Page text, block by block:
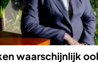
waarschijnlijk